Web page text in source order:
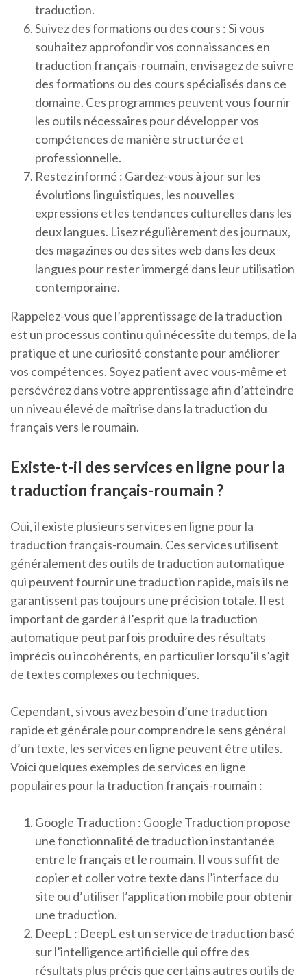
traduction.
Suivez des formations ou des cours : Si vous
souhaitez approfondir vos connaissances en
traduction français-roumain, envisagez de suivre
des formations ou des cours spécialisés dans ce
domaine. Ces programmes peuvent vous fournir
les outils nécessaires pour développer vos
compétences de manière structurée et
professionnelle.
Restez informé : Gardez-vous à jour sur les
évolutions linguistiques, les nouvelles
expressions et les tendances culturelles dans les
deux langues. Lisez régulièrement des journaux,
des magazines ou des sites web dans les deux
langues pour rester immergé dans leur utilisation
contemporaine.
Rappelez-vous que l’apprentissage de la traduction
est un processus continu qui nécessite du temps, de la
pratique et une curiosité constante pour améliorer
vos compétences. Soyez patient avec vous-même et
persévérez dans votre apprentissage afin d’atteindre
un niveau élevé de maîtrise dans la traduction du
français vers le roumain.
Existe-t-il des services en ligne pour la
traduction français-roumain ?
Oui, il existe plusieurs services en ligne pour la
traduction français-roumain. Ces services utilisent
généralement des outils de traduction automatique
qui peuvent fournir une traduction rapide, mais ils ne
garantissent pas toujours une précision totale. Il est
important de garder à l’esprit que la traduction
automatique peut parfois produire des résultats
imprécis ou incohérents, en particulier lorsqu’il s’agit
de textes complexes ou techniques.
Cependant, si vous avez besoin d’une traduction
rapide et générale pour comprendre le sens général
d’un texte, les services en ligne peuvent être utiles.
Voici quelques exemples de services en ligne
populaires pour la traduction français-roumain :
Google Traduction : Google Traduction propose
une fonctionnalité de traduction instantanée
entre le français et le roumain. Il vous suffit de
copier et coller votre texte dans l’interface du
site ou d’utiliser l’application mobile pour obtenir
une traduction.
DeepL : DeepL est un service de traduction basé
sur l’intelligence artificielle qui offre des
résultats plus précis que certains autres outils de